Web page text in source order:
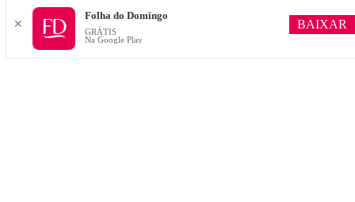
✕
Folha do Domingo
GRÁTIS
Na Google Play
BAIXAR